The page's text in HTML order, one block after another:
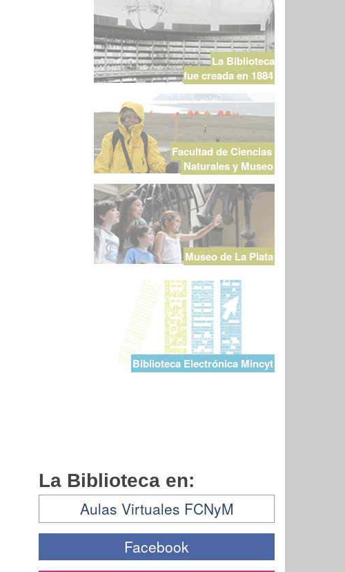
La Biblioteca
fue creada en 1884
Facultad de Ciencias
Naturales y Museo
Museo de La Plata
Biblioteca Electrónica Mincyt
La Biblioteca en:
Aulas Virtuales FCNyM
Facebook